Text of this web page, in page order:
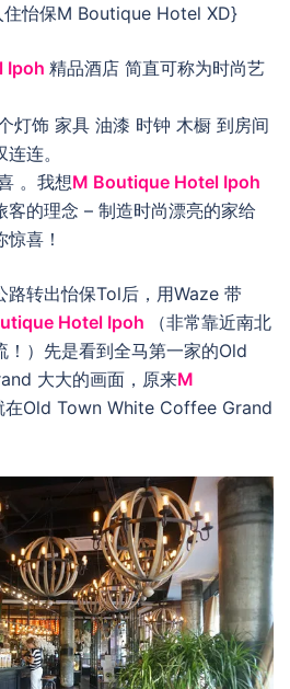
怡保M Boutique Hotel XD}
Ipoh 精品酒店 简直可称为时尚艺
灯饰 家具 油漆 时钟 木橱 到房间
连。
。我想M Boutique Hotel Ipoh
客的理念 – 制造时尚漂亮的家给
喜！
路转出怡保Tol后，用Waze 带
Hotel Ipoh
（非常靠近南北
！）先是看到全马第一家的Old
大大的画面，原来M
在Old Town White Coffee Grand